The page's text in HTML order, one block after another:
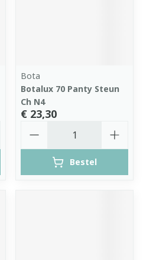
Bota
Botalux 70 Panty Steun
Ch N4
€ 23,30
Bestel